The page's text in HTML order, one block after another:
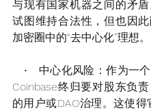
与现有国家机器之间的矛盾
试图维持合法性，但也因
加密圈中的“去中心化”理想。
•   中心化风险：作为一个
Coinbase终归要对股东负
的用户或DAO治理。这使得